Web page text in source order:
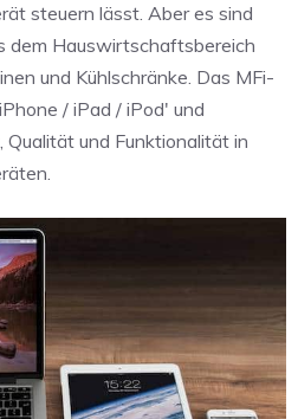
steuern lässt. Aber es sind
dem Hauswirtschaftsbereich
und Kühlschränke. Das MFi-
/ iPad / iPod' und
und Funktionalität in